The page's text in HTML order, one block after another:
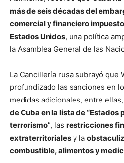
más de seis décadas del
comercial y financiero
Estados Unidos, una política
la Asamblea General de las
La Cancillería rusa subrayó que
profundizado las sanciones en
medidas adicionales, entre ellas,
de Cuba en la lista de “Estados
terrorismo”, las restricciones
extraterritoriales y la
combustible, alimentos y